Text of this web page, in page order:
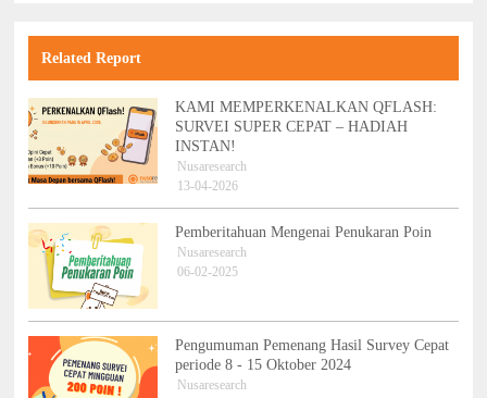
Related Report
KAMI MEMPERKENALKAN QFLASH:
SURVEI SUPER CEPAT – HADIAH
INSTAN!
Nusaresearch
13-04-2026
Pemberitahuan Mengenai Penukaran Poin
Nusaresearch
06-02-2025
Pengumuman Pemenang Hasil Survey Cepat
periode 8 - 15 Oktober 2024
Nusaresearch